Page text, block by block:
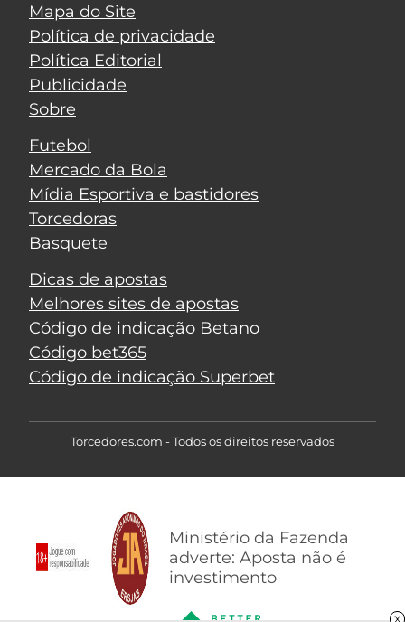
X
Mapa do Site
Política de privacidade
Política Editorial
Publicidade
Sobre
Futebol
Mercado da Bola
Mídia Esportiva e bastidores
Torcedoras
Basquete
Dicas de apostas
Melhores sites de apostas
Código de indicação Betano
Código bet365
Código de indicação Superbet
Torcedores.com - Todos os direitos reservados
Ministério da Fazenda
adverte: Aposta não é
investimento